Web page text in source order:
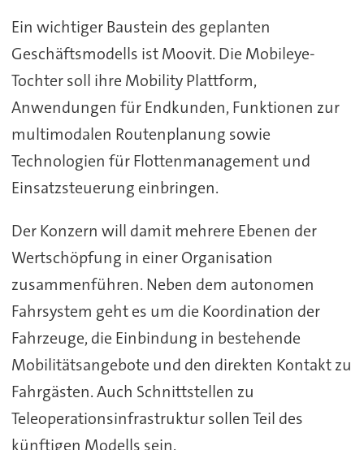
Ein wichtiger Baustein des geplanten
Geschäftsmodells ist Moovit. Die Mobileye-
Tochter soll ihre Mobility Plattform,
Anwendungen für Endkunden, Funktionen zur
multimodalen Routenplanung sowie
Technologien für Flottenmanagement und
Einsatzsteuerung einbringen.
Der Konzern will damit mehrere Ebenen der
Wertschöpfung in einer Organisation
zusammenführen. Neben dem autonomen
Fahrsystem geht es um die Koordination der
Fahrzeuge, die Einbindung in bestehende
Mobilitätsangebote und den direkten Kontakt zu
Fahrgästen. Auch Schnittstellen zu
Teleoperationsinfrastruktur sollen Teil des
künftigen Modells sein.